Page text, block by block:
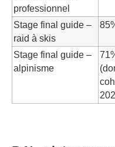
professionnel
Stage final guide –
raid à skis
Stage final guide –
alpinisme